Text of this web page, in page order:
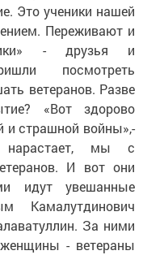
Это ученики нашей
Переживают и
- друзья и
посмотреть
ветеранов. Разве
«Вот здорово
и страшной войны»,-
нарастает, мы с
И вот они
идут увешанные
Камалутдинович
За ними
- ветераны